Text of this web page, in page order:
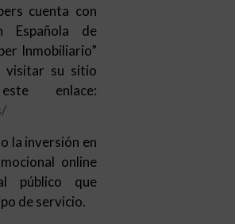
cuenta con
Española de
Inmobiliario”
visitar su sitio
enlace:
la inversión en
online
público que
de servicio.